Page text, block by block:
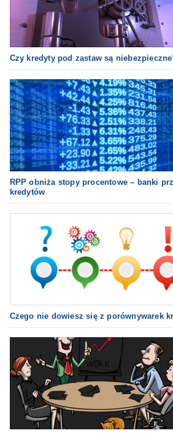
Czy kredyty pod zastaw są
RPP obniża stopy procentowe – banki
kredytów
Czego nie dowiesz się z porównywarek